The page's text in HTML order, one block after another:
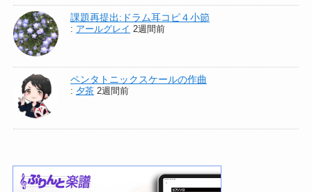
課題再提出:ドラム耳コピ４小節
: アールグレイ 2週間前
ペンタトニックスケールの作曲
: 夕茶 2週間前